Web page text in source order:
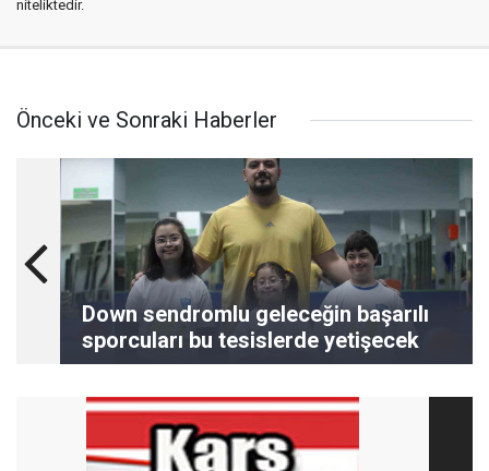
niteliktedir.
Önceki ve Sonraki Haberler
Down sendromlu geleceğin başarılı
sporcuları bu tesislerde yetişecek